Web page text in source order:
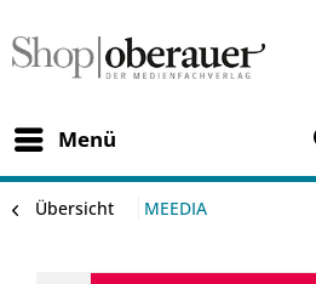
Menü
Übersicht MEEDIA